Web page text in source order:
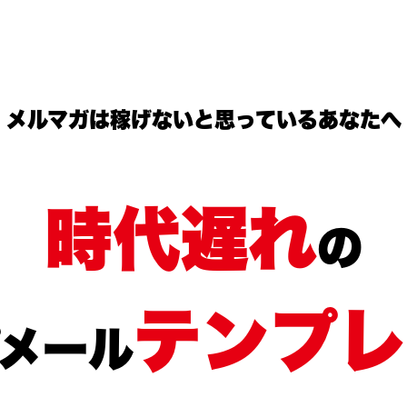
メルマガは稼げないと思っているあなたへ
時代遅れの
ールテンプ